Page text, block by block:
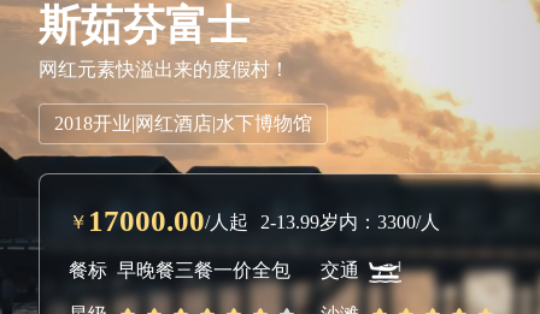
斯茹芬富士
网红元素快溢出来的度假村！
2018开业|网红酒店|水下博物馆
￥ 17000.00/人起 2-13.99岁内：3300/人
餐标 早晚餐三餐一价全包 交通